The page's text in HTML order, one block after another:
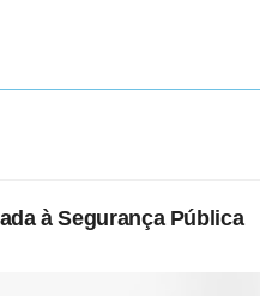
à Segurança Pública